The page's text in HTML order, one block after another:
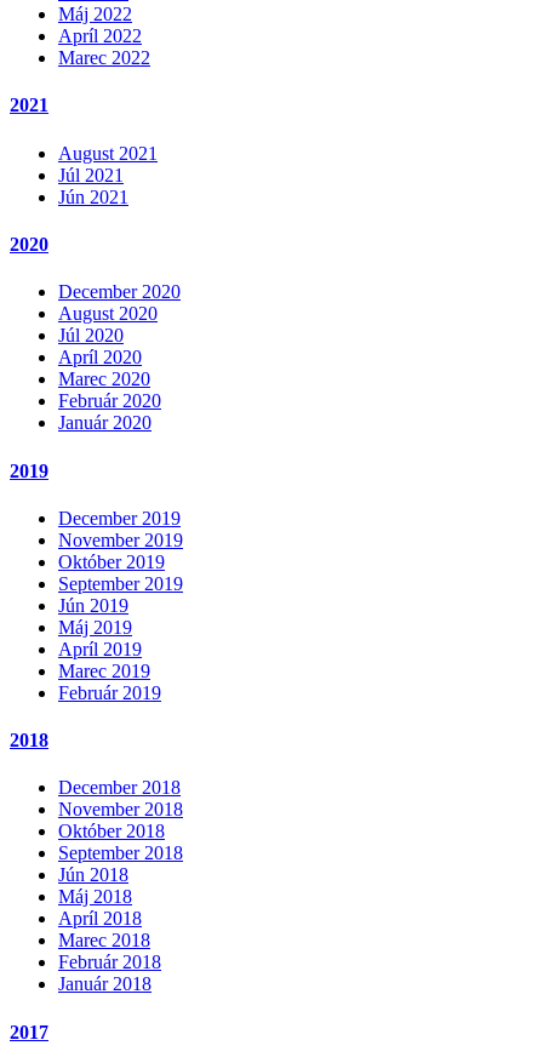
Máj 2022
Apríl 2022
Marec 2022
2021
August 2021
Júl 2021
Jún 2021
2020
December 2020
August 2020
Júl 2020
Apríl 2020
Marec 2020
Február 2020
Január 2020
2019
December 2019
November 2019
Október 2019
September 2019
Jún 2019
Máj 2019
Apríl 2019
Marec 2019
Február 2019
2018
December 2018
November 2018
Október 2018
September 2018
Jún 2018
Máj 2018
Apríl 2018
Marec 2018
Február 2018
Január 2018
2017